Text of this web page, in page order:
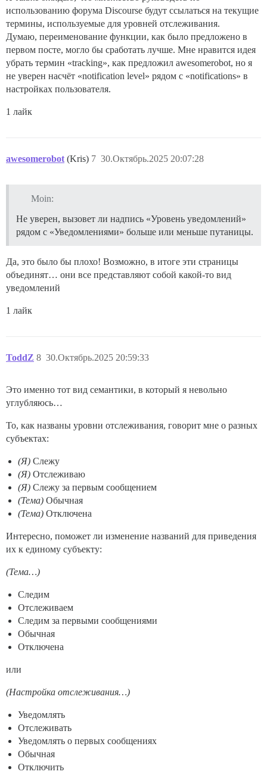
использованию форума Discourse будут ссылаться на текущие
термины, используемые для уровней отслеживания.
Думаю, переименование функции, как было предложено в
первом посте, могло бы сработать лучше. Мне нравится идея
убрать термин «tracking», как предложил awesomerobot, но я
не уверен насчёт «notification level» рядом с «notifications» в
настройках пользователя.
1 лайк
awesomerobot (Kris) 30.Октябрь.2025 20:07:28
7
Moin:
Не уверен, вызовет ли надпись «Уровень уведомлений»
рядом с «Уведомлениями» больше или меньше путаницы.
Да, это было бы плохо! Возможно, в итоге эти страницы
объединят… они все представляют собой какой-то вид
уведомлений
1 лайк
ToddZ 30.Октябрь.2025 20:59:33
8
Это именно тот вид семантики, в который я невольно
углубляюсь…
То, как названы уровни отслеживания, говорит мне о разных
субъектах:
(Я) Слежу
(Я) Отслеживаю
(Я) Слежу за первым сообщением
(Тема) Обычная
(Тема) Отключена
Интересно, поможет ли изменение названий для приведения
их к единому субъекту:
(Тема…)
Следим
Отслеживаем
Следим за первыми сообщениями
Обычная
Отключена
или
(Настройка отслеживания…)
Уведомлять
Отслеживать
Уведомлять о первых сообщениях
Обычная
Отключить